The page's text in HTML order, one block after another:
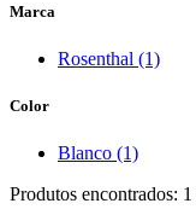
Marca
Rosenthal (1)
Color
Blanco (1)
Produtos encontrados: 1